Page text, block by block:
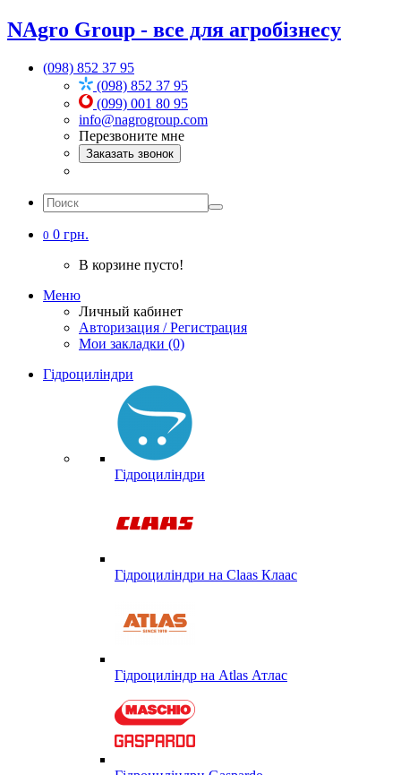
NAgro Group - все для агробізнесу
(098) 852 37 95
(098) 852 37 95
(099) 001 80 95
info@nagrogroup.com
Перезвоните мне
Заказать звонок
0 0 грн.
В корзине пусто!
Меню
Личный кабинет
Авторизация / Регистрация
Мои закладки (0)
Гідроциліндри
Гідроциліндри
Гідроциліндри на Claas Клаас
Гідроциліндр на Atlas Атлас